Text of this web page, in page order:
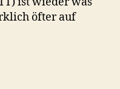
öfter auf